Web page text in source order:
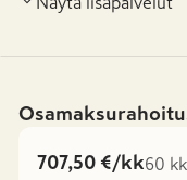
707,50 €/kk60